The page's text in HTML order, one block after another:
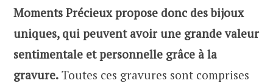
Moments Précieux propose donc des bijoux
uniques, qui peuvent avoir une grande valeur
sentimentale et personnelle grâce à la
gravure. Toutes ces gravures sont comprises